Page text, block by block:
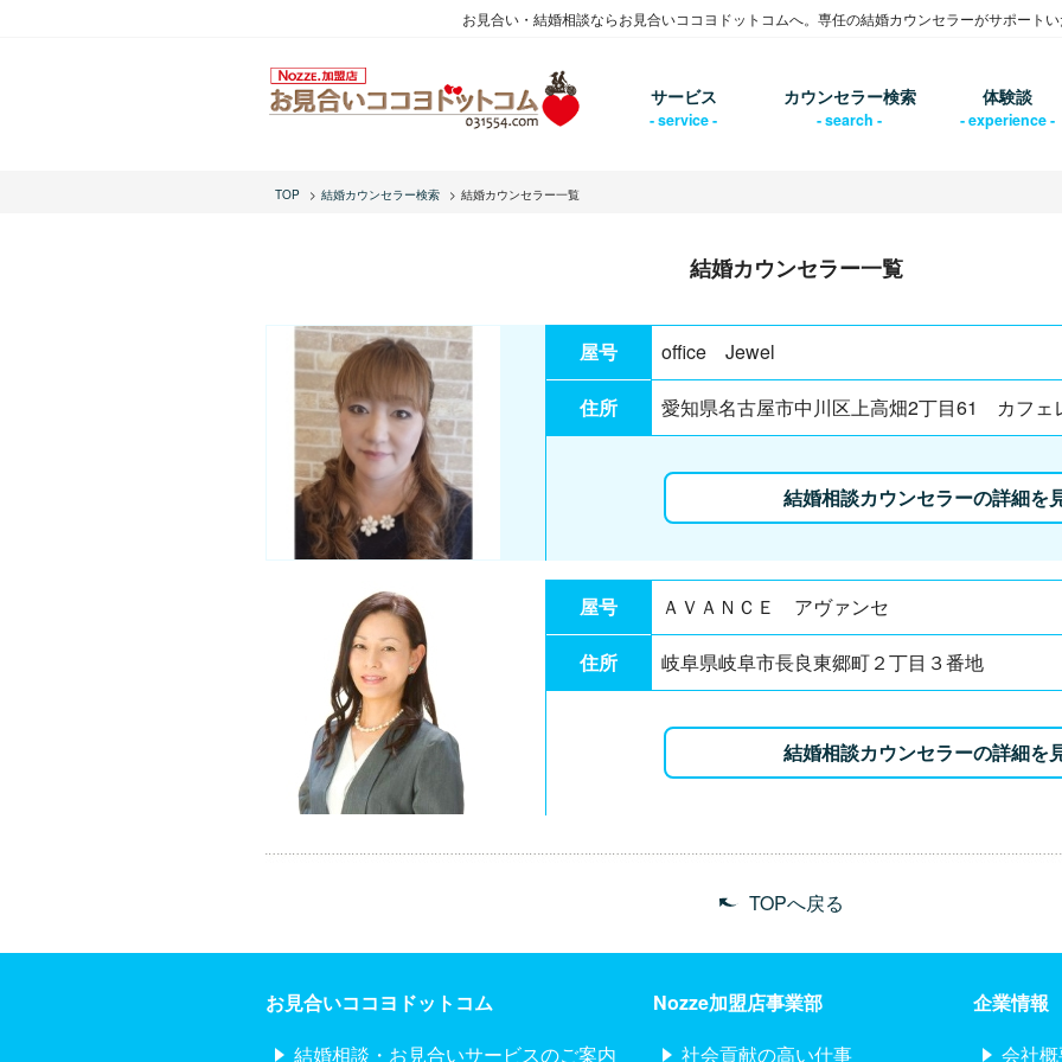
お見合い・結婚相談ならお見合いココヨドットコムへ。専任の結婚カウンセラーがサポート
サービス カウンセラー検索 体験談
TOP 結婚カウンセラー検索 結婚カウンセラー一覧
結婚カウンセラー一覧
屋号 office Jewel
住所 愛知県名古屋市中川区上高畑2丁目61 カフェ
結婚相談カウンセラーの詳細を
屋号 ＡＶＡＮＣＥ アヴァンセ
住所 岐阜県岐阜市長良東郷町２丁目３番地
結婚相談カウンセラーの詳細を
TOPへ戻る
お見合いココヨドットコム
結婚相談・お見合いサービスのご案内
Nozze加盟店事業部
社会貢献の高い仕事
企業情報
会社